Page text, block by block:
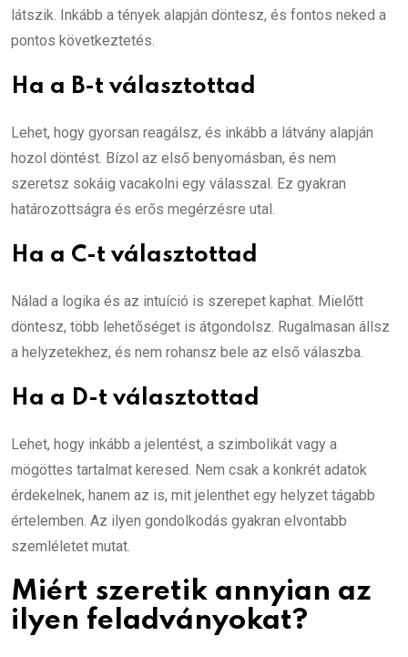
látszik. Inkább a tények alapján döntesz, és fontos neked a
pontos következtetés.
Ha a B-t választottad
Lehet, hogy gyorsan reagálsz, és inkább a látvány alapján
hozol döntést. Bízol az első benyomásban, és nem
szeretsz sokáig vacakolni egy válasszal. Ez gyakran
határozottságra és erős megérzésre utal.
Ha a C-t választottad
Nálad a logika és az intuíció is szerepet kaphat. Mielőtt
döntesz, több lehetőséget is átgondolsz. Rugalmasan állsz
a helyzetekhez, és nem rohansz bele az első válaszba.
Ha a D-t választottad
Lehet, hogy inkább a jelentést, a szimbolikát vagy a
mögöttes tartalmat keresed. Nem csak a konkrét adatok
érdekelnek, hanem az is, mit jelenthet egy helyzet tágabb
értelemben. Az ilyen gondolkodás gyakran elvontabb
szemléletet mutat.
Miért szeretik annyian az
ilyen feladványokat?